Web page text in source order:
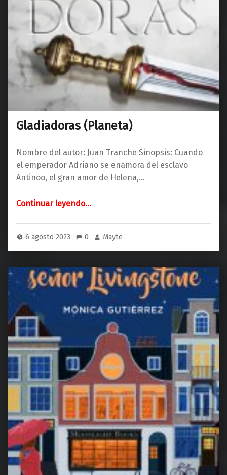
Gladiadoras (Planeta)
Nombre del autor: Juan Tranche Sinopsis: Cuando
el emperador Adriano se enamora del esclavo
Antinoo, el gran amor de Helena,…
Continuar leyendo…
6 agosto 2023 0 Mayte